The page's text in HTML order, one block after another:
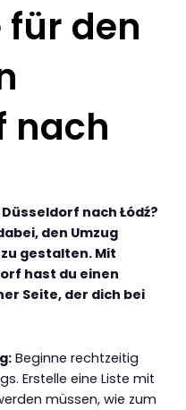
den
nach
nach Łódź?
den Umzug
gestalten. Mit
hast du einen
Seite, der dich bei
Beginne rechtzeitig
Erstelle eine Liste mit
müssen, wie zum